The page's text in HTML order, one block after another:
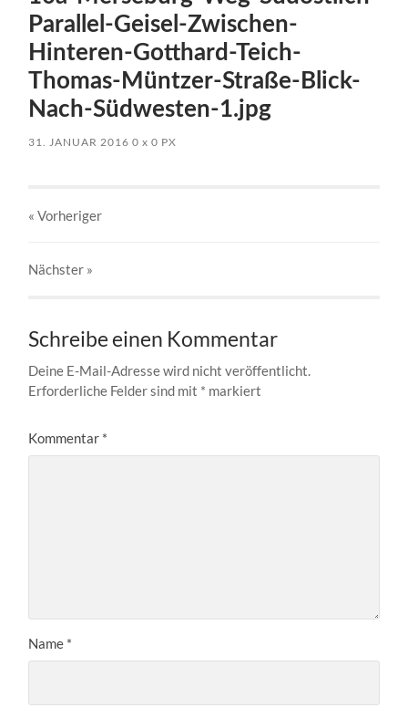
Parallel-Geisel-Zwischen-
Hinteren-Gotthard-Teich-
Thomas-Müntzer-Straße-Blick-
Nach-Südwesten-1.jpg
31. JANUAR 2016 0x 0 PX
« Vorheriger
Nächster »
Schreibe einen Kommentar
Deine E-Mail-Adresse wird nicht veröffentlicht.
Erforderliche Felder sind mit * markiert
Kommentar *
Name *